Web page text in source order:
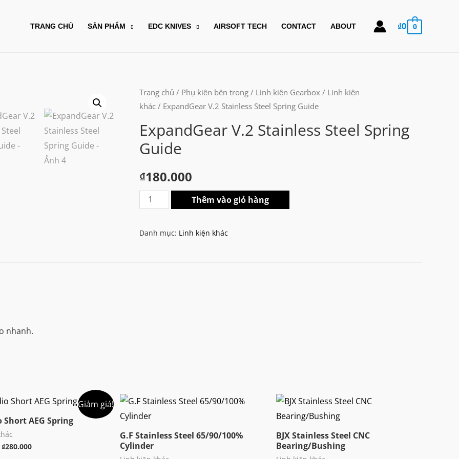
TRANG CHỦ SẢN PHẨM EDC KNIVES AIRSOFT TECH CONTACT ABOUT ₫0 0
Trang chủ / Phụ kiện bên trong / Linh kiện Gearbox / Linh kiện
khác / ExpandGear V.2 Stainless Steel Spring Guide
ExpandGear V.2 Stainless Steel Spring
Guide
₫180.000
ExpandGear
V.2
Thêm vào giỏ hàng
Danh mục: Linh kiện khác
nhanh.
Giảm giá!
Short AEG Spring
₫280.000Khoảng
G.F Stainless Steel 65/90/100%
Cylinder
BJX Stainless Steel CNC
Bearing/Bushing